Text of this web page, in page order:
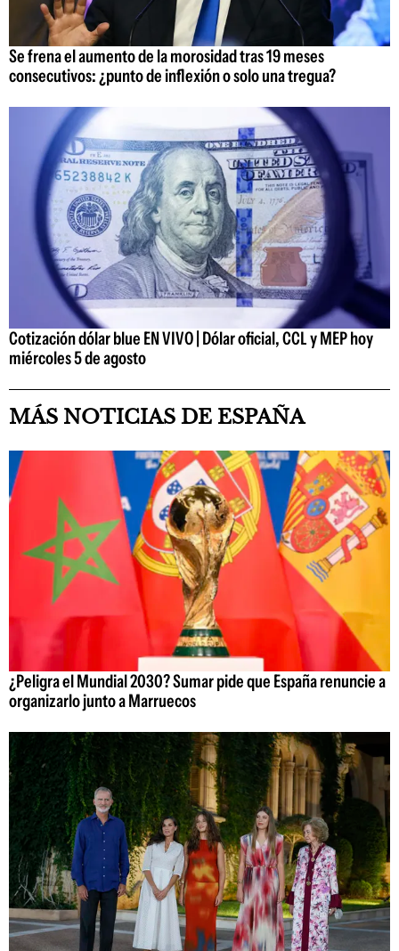
Se frena el aumento de la morosidad tras 19 meses
consecutivos: ¿punto de inflexión o solo una tregua?
Cotización dólar blue EN VIVO | Dólar oficial, CCL y MEP hoy
miércoles 5 de agosto
MÁS NOTICIAS DE ESPAÑA
¿Peligra el Mundial 2030? Sumar pide que España renuncie a
organizarlo junto a Marruecos